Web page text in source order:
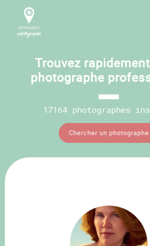
Trouvez
photographe
17164 photographes
Chercher un photographe